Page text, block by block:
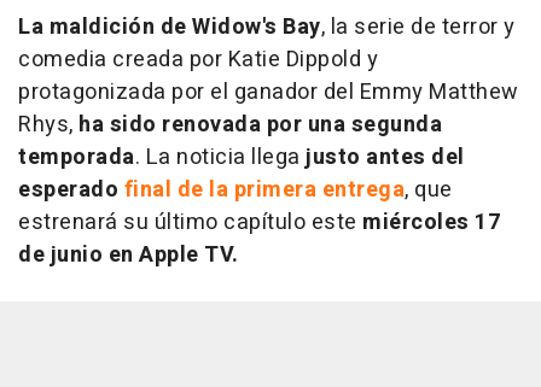
La maldición de Widow's Bay, la serie de terror y
comedia creada por Katie Dippold y
protagonizada por el ganador del Emmy Matthew
Rhys, ha sido renovada por una segunda
temporada. La noticia llegajusto antes del
esperado final de la primera entrega, que
estrenará su último capítulo este miércoles 17
de junio en Apple TV.